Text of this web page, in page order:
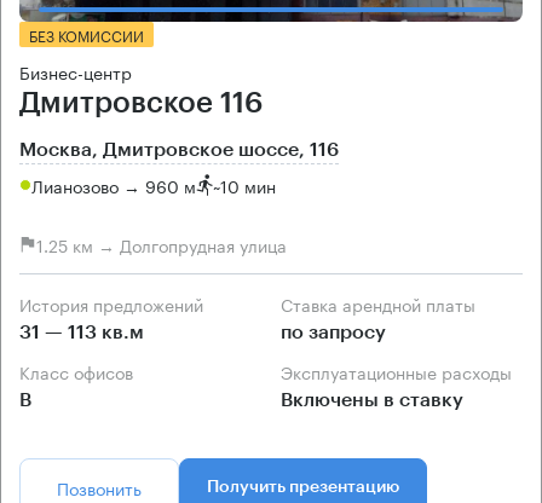
БЕЗ КОМИССИИ
Бизнес-центр
Дмитровское 116
Москва, Дмитровское шоссе, 116
Лианозово → 960 м ~10 мин
1.25 км → Долгопрудная улица
История предложений
31 — 113 кв.м
Ставка арендной платы
по запросу
Класс офисов
B
Эксплуатационные расходы
Включены в ставку
Позвонить Получить презентацию